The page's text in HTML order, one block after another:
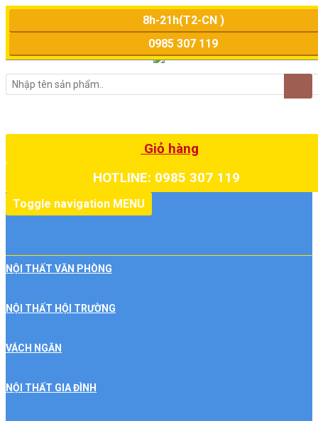
8h-21h(T2-CN )
0985 307 119
Giỏ hàng
HOTLINE: 0985 307 119
Toggle navigation MENU
NỘI THẤT VĂN PHÒNG
NỘI THẤT HỘI TRƯỜNG
VÁCH NGĂN
NỘI THẤT GIA ĐÌNH